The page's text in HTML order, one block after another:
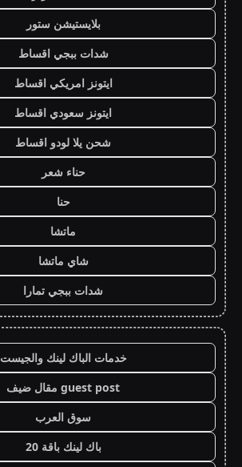
بلايستيشن ستور
شدات ببجي اقساط
ايتونز امريكي اقساط
ايتونز سعودي اقساط
شحن يلا لودو اقساط
حناء شعر
حنا
ماتشا
شاي ماتشا
شدات ببجي تمارا
خدمات الباك لينك والجيست
guest post مقال ضيف
سوق العرب
باك لينك باقة 20